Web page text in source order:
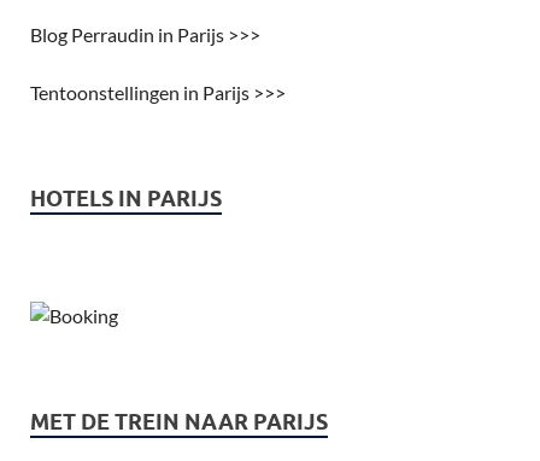
Blog Perraudin in Parijs >>>
Tentoonstellingen in Parijs >>>
HOTELS IN PARIJS
MET DE TREIN NAAR PARIJS